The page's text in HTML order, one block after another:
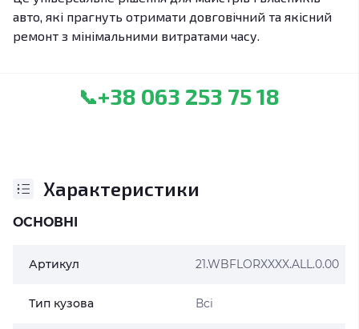
авто, які прагнуть отримати довговічний та якісний
ремонт з мінімальними витратами часу.
📞+38 063 253 75 18
Характеристики
ОСНОВНІ
Артикул 21.WBFLORXXXX.ALL.0.00
Тип кузова Всі